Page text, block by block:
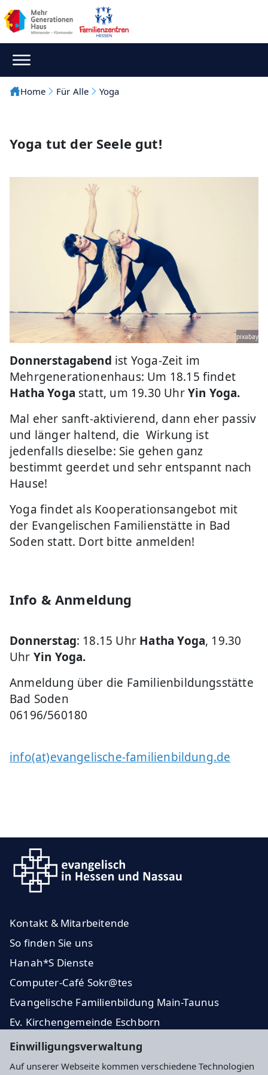
Einwilligungsverwaltung
Auf unserer Webseite kommen verschiedene Technologien
Home Für Alle Yoga
Yoga tut der Seele gut!
pixabay
Donnerstagabend ist Yoga-Zeit im
Mehrgenerationenhaus: Um 18.15 findet
Hatha Yoga statt, um 19.30 UhrYin Yoga.
Mal eher sanft-aktivierend, dann eher passiv
und länger haltend, die Wirkung ist
jedenfalls dieselbe: Sie gehen ganz
bestimmt geerdet und sehr entspannt nach
Hause!
Yoga findet als Kooperationsangebot mit
der Evangelischen Familienstätte in Bad
Soden statt. Dort bitte anmelden!
Info & Anmeldung
Donnerstag: 18.15 Uhr Hatha Yoga, 19.30
Uhr Yin Yoga.
Anmeldung über die Familienbildungsstätte
Bad Soden
06196/560180
info(at)evangelische-familienbildung.de
Kontakt & Mitarbeitende
So finden Sie uns
Hanah*S Dienste
Computer-Café Sokr@tes
Evangelische Familienbildung Main-Taunus
Ev. Kirchengemeinde Eschborn
Dekanat Kronberg
Stadt Eschborn